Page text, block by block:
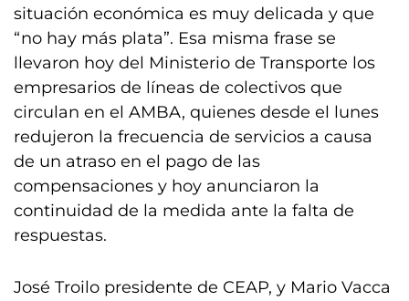
situación económica es muy delicada y que
“no hay más plata”. Esa misma frase se
llevaron hoy del Ministerio de Transporte los
empresarios de líneas de colectivos que
circulan en el AMBA, quienes desde el lunes
redujeron la frecuencia de servicios a causa
de un atraso en el pago de las
compensaciones y hoy anunciaron la
continuidad de la medida ante la falta de
respuestas.
José Troilo presidente de CEAP, y Mario Vacca